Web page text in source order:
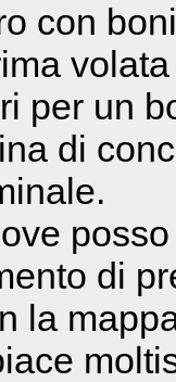
con
per un
di
di
la